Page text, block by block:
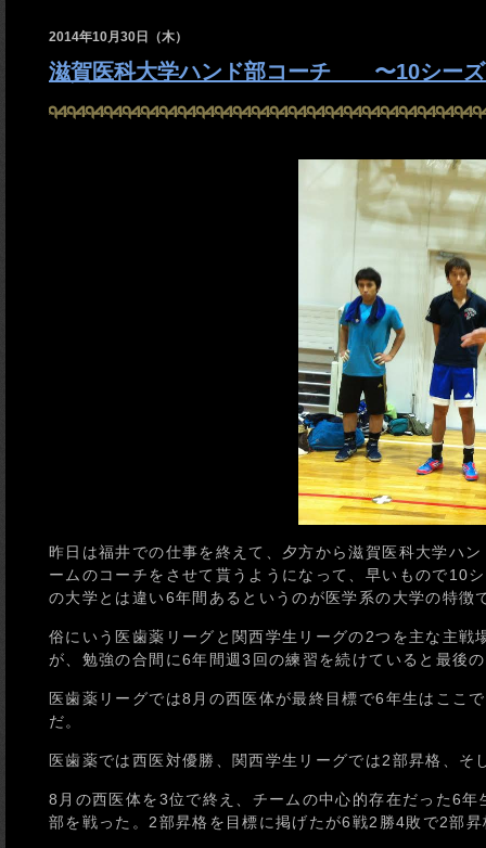
2014年10月30日（木）
滋賀医科大学ハンド部コーチ 〜10シーズ
昨日は福井での仕事を終えて、夕方から滋賀医科大学ハ
ームのコーチをさせて貰うようになって、早いもので10
の大学とは違い6年間あるというのが医学系の大学の特
俗にいう医歯薬リーグと関西学生リーグの2つを主な主
が、勉強の合間に6年間週3回の練習を続けていると最後
医歯薬リーグでは8月の西医体が最終目標で6年生はここ
だ。
医歯薬では西医対優勝、関西学生リーグでは2部昇格、
8月の西医体を3位で終え、チームの中心的存在だった6
部を戦った。2部昇格を目標に掲げたが6戦2勝4敗で2部